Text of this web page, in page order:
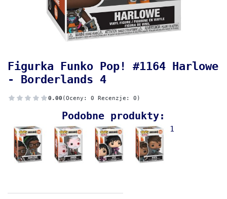
Figurka Funko Pop! #1164 Harlowe
- Borderlands 4
0.00 (Oceny: 0 Recenzje: 0)
Podobne produkty:
1